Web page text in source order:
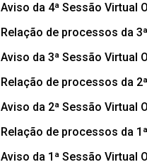
Aviso da 4ª Sessão Virtual
Relação de processos da
Aviso da 3ª Sessão Virtual
Relação de processos da
Aviso da 2ª Sessão Virtual
Relação de processos da
Aviso da 1ª Sessão Virtual